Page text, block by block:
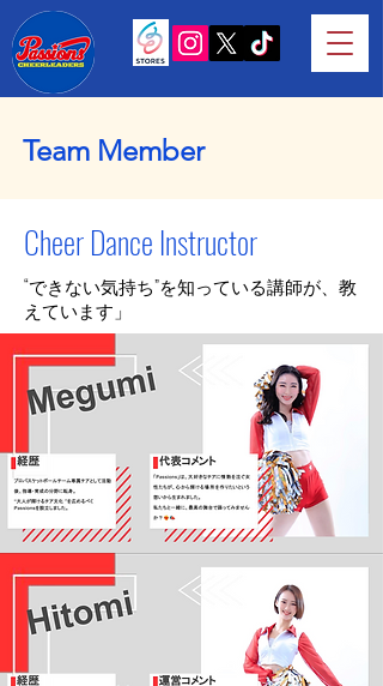
Team Member
Cheer Dance Instructor
​“できない気持ち”を知っている講師が、教
えています」